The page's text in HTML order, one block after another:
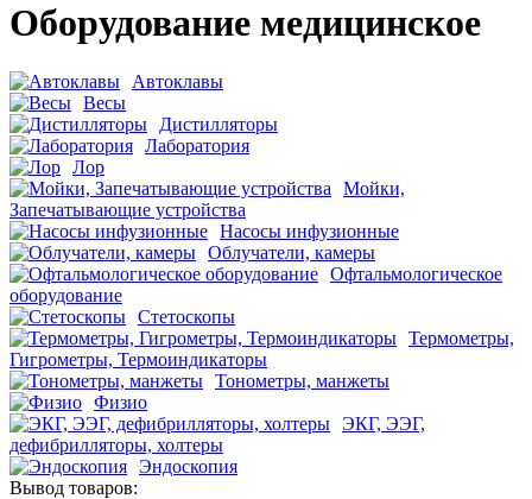
Оборудование медицинское
Автоклавы
Весы
Дистилляторы
Лаборатория
Лор
Мойки,
Запечатывающие устройства
Насосы инфузионные
Облучатели, камеры
Офтальмологическое
оборудование
Стетоскопы
Термометры,
Гигрометры, Термоиндикаторы
Тонометры, манжеты
Физио
ЭКГ, ЭЭГ,
дефибрилляторы, холтеры
Эндоскопия
Вывод товаров: